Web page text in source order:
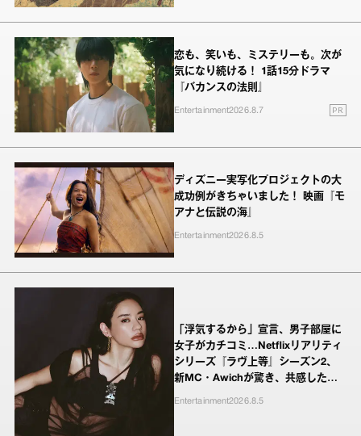
恋も、笑いも、ミステリーも。次が
気になり続ける！ 1話15分ドラマ
『バカンスの法則』
Entertainment2026.8.7 PR
ディズニー実写化プロジェクトの大
成功例がきちゃいました！ 映画『モ
アナと伝説の海』
Entertainment2026.8.5
「浮気するから」宣言、男子部屋に
女子がカチコミ…Netflixリアリティ
シリーズ『ラヴ上等』シーズン2、
新MC・Awichが驚き、共感したヤ
Entertainment2026.8.5